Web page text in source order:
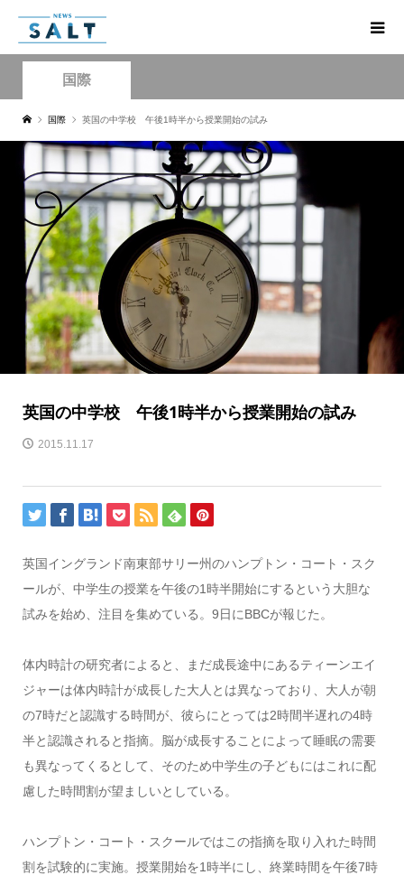
国際
国際 英国の中学校 午後1時半から授業開始の試み
英国の中学校 午後1時半から授業開始の試み
2015.11.17
英国イングランド南東部サリー州のハンプトン・コート・スク
ールが、中学生の授業を午後の1時半開始にするという大胆な
試みを始め、注目を集めている。9日にBBCが報じた。
体内時計の研究者によると、まだ成長途中にあるティーンエイ
ジャーは体内時計が成長した大人とは異なっており、大人が朝
の7時だと認識する時間が、彼らにとっては2時間半遅れの4時
半と認識されると指摘。脳が成長することによって睡眠の需要
も異なってくるとして、そのため中学生の子どもにはこれに配
慮した時間割が望ましいとしている。
ハンプトン・コート・スクールではこの指摘を取り入れた時間
割を試験的に実施。授業開始を1時半にし、終業時間を午後7時